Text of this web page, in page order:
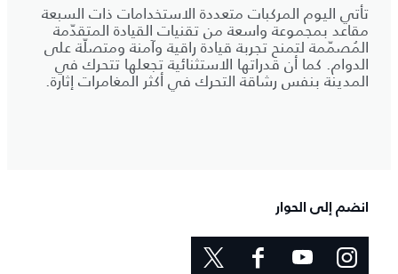
تأتي اليوم المركبات متعددة الاستخدامات ذات السبعة
مقاعد بمجموعة واسعة من تقنيات القيادة المتقدّمة
المُصمّمة لتمنح تجربة قيادة راقية وآمنة ومتصلّة على
الدوام. كما أن قدراتها الاستثنائية تجعلها تتحرك في
المدينة بنفس رشاقة التحرك في أكثر المغامرات إثارة.
انضم إلى الحوار